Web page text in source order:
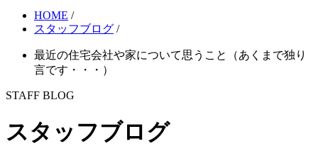
HOME /
スタッフブログ /
最近の住宅会社や家について思うこと（あくまで独り
言です・・・）
STAFF BLOG
スタッフブログ